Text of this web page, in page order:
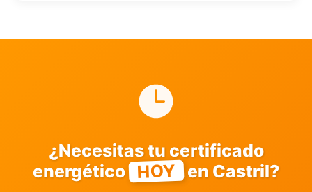
¿Necesitas tu certificado
energético HOY en Castril?